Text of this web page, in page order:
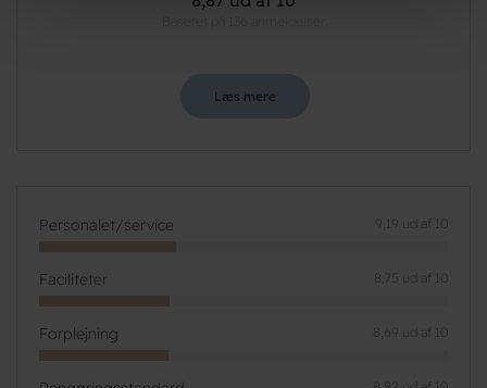
Læs mere
Personalet/service 9,19 ud af 10
Faciliteter 8,75 ud af 10
Forplejning 8,69 ud af 10